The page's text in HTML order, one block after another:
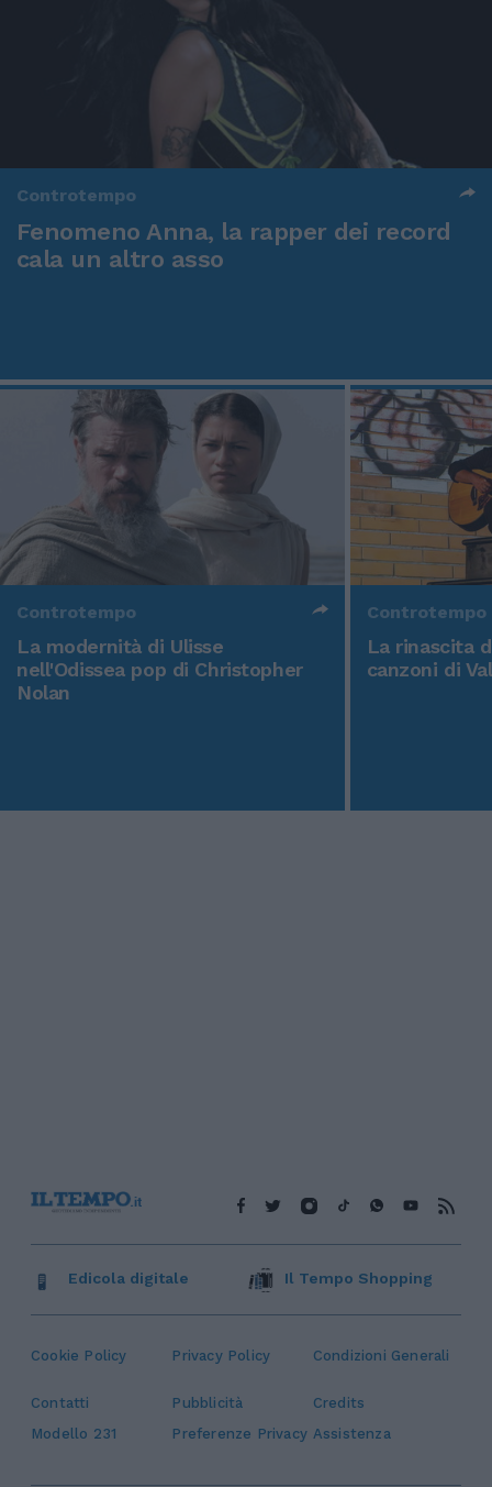
Controtempo
Fenomeno Anna, la rapper dei record
cala un altro asso
Controtempo
La modernità di Ulisse
nell'Odissea pop di Christopher
Nolan
Controtempo
La rinascita
canzoni di
Cookie Policy Privacy Policy Condizioni Generali
Contatti Pubblicità
Credits
Modello 231
Preferenze Privacy Assistenza
Edicola digitale Il Tempo Shopping